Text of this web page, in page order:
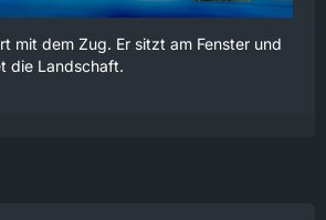
mit dem Zug. Er sitzt am Fenster und
die Landschaft.